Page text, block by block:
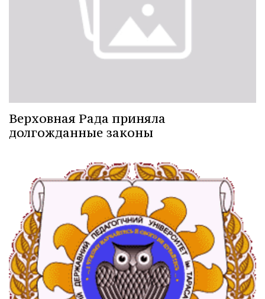
Верховная Рада приняла
долгожданные законы